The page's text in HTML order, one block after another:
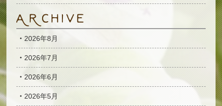
2026年8月
2026年7月
2026年6月
2026年5月